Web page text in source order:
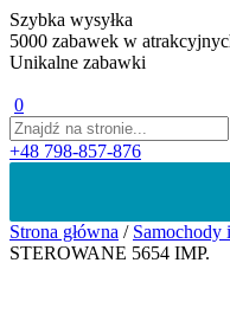
Szybka wysyłka
5000 zabawek w
Unikalne zabawki
0
+48 798-857-876
Strona główna / Samochody
STEROWANE 5654 IMP.